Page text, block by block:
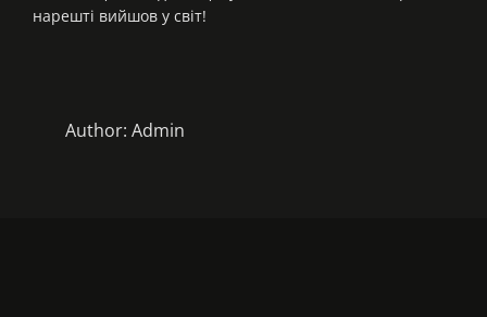
нарешті вийшов у світ!
Author: Admin